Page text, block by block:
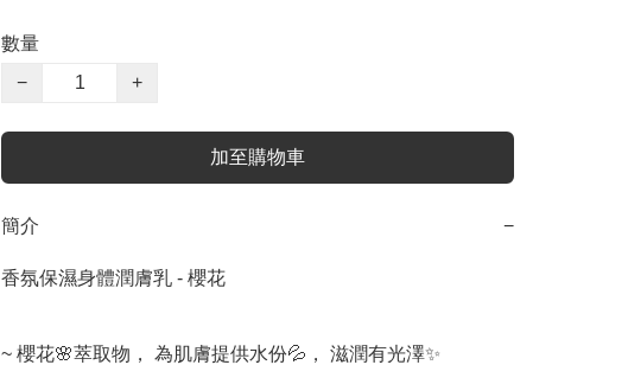
數量
−
+
加至購物車
簡介 −
香氛保濕身體潤膚乳 - 櫻花
~ 櫻花🌸萃取物， 為肌膚提供水份💦， 滋潤有光澤✨